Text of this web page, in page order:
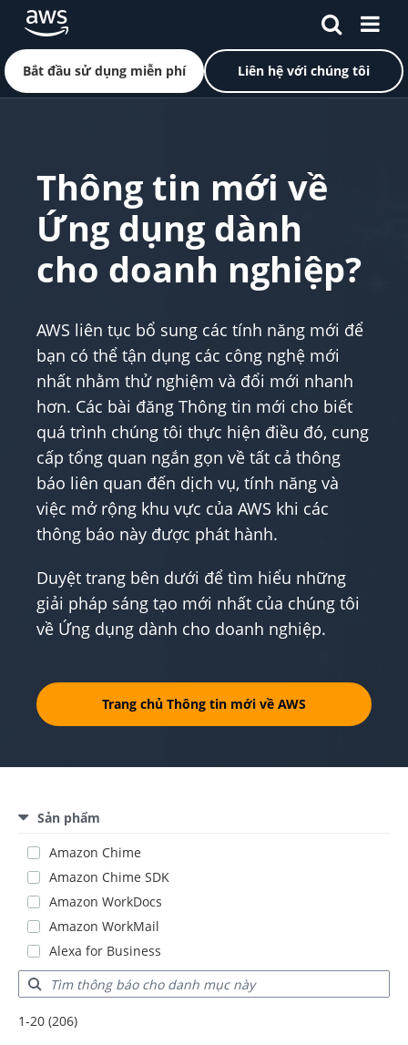
Bắt đầu sử dụng miễn phí Liên hệ với chúng tôi
Thông tin mới về
Ứng dụng dành
cho doanh nghiệp?
AWS liên tục bổ sung các tính năng mới để
bạn có thể tận dụng các công nghệ mới
nhất nhằm thử nghiệm và đổi mới nhanh
hơn. Các bài đăng Thông tin mới cho biết
quá trình chúng tôi thực hiện điều đó, cung
cấp tổng quan ngắn gọn về tất cả thông
báo liên quan đến dịch vụ, tính năng và
việc mở rộng khu vực của AWS khi các
thông báo này được phát hành.
Duyệt trang bên dưới để tìm hiểu những
giải pháp sáng tạo mới nhất của chúng tôi
về Ứng dụng dành cho doanh nghiệp.
Trang chủ Thông tin mới về AWS
Sản phẩm
Amazon Chime
Amazon Chime SDK
Amazon WorkDocs
Amazon WorkMail
Alexa for Business
1-20 (206)
Showing results: 1-20